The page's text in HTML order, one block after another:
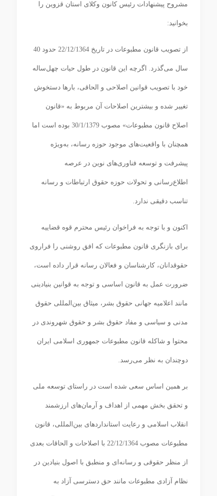
مشروح پیشنهادات رئیس کانون وکلای استان قزوین را
بخوانید:
از تصویب قانون مطبوعات در تاریخ 22/12/1364 حدود 40
سال می‌گذرد. اگرچه این قانون در طول حیات چهل‌ساله
خود با تصویب قوانین اصلاحی و الحاقی، بارها دستخوش
تغییر شده و بیشترین اصلاحات آن مربوط به «قانون
اصلاح قانون مطبوعات» مصوب 30/1/1379 بوده است اما
همچنان با واقعیت‌های موجود حوزه رسانه، به‌ویژه
پیشرفت و توسعه فناوری‌های نوین در عرصه
اطلاع‌رسانی و تحولات حوزه حقوق ارتباطات و رسانه
تناسب دقیقی ندارد.
اکنون و با توجه به فراخوان رئیس محترم قوه قضاییه
برای بازنگری قانون مطبوعات که افق روشنی را فراروی
حقوقدانان، کارشناسان و فعالان رسانه قرار داده است،
ضرورت عمل به قانون اساسی و توجه به قوانین بنیادینی
مانند اعلامیه جهانی حقوق بشر، میثاق بین‌المللی حقوق
مدنی و سیاسی و مفاد حقوق بشر و حقوق شهروندی در
محتوا و شاکله قانون مطبوعات جمهوری اسلامی ایران
دوچندان به نظر می‌رسد.
بر همین اساس سعی شده است در راستای توسعه ملی
و تحقق بخش مهمی از اهداف و آرمان‌های ارزشمند
انقلاب اسلامی و رعایت استانداردهای بین‌المللی، قانون
مطبوعات مصوب 22/12/1364 با اصلاحات و الحاقات بعدی
از منظر حقوقی و رسانه‌ای و منطبق با اصول بنیادین در
نظام آزادی مطبوعات مانند حق دسترسی آزاد به